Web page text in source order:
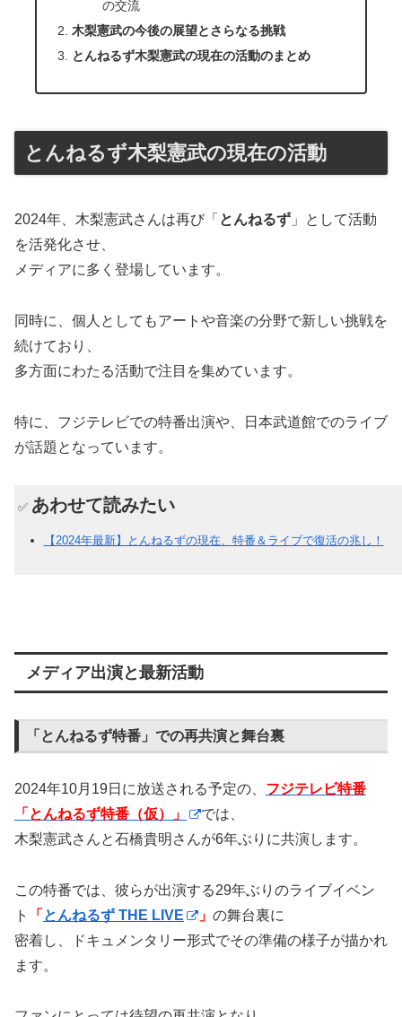
の交流
木梨憲武の今後の展望とさらなる挑戦
とんねるず木梨憲武の現在の活動のまとめ
とんねるず木梨憲武の現在の活動
2024年、木梨憲武さんは再び「 とんねるず 」として活動
を活発化させ、
メディアに多く登場しています。
同時に、個人としてもアートや音楽の分野で新しい挑戦を
続けており、
多方面にわたる活動で注目を集めています。
特に、フジテレビでの特番出演や、日本武道館でのライブ
が話題となっています。
✅ あわせて読みたい
【2024年最新】とんねるずの現在、特番＆ライブで復活の兆し！
メディア出演と最新活動
「とんねるず特番」での再共演と舞台裏
2024年10月19日に放送される予定の、 フジテレビ特番
「とんねるず特番（仮）」
では、
木梨憲武さんと石橋貴明さんが6年ぶりに共演します。
この特番では、彼らが出演する29年ぶりのライブイベン
ト
「 とんねるず THE LIVE 」 の舞台裏に
密着し、ドキュメンタリー形式でその準備の様子が描かれ
ます。